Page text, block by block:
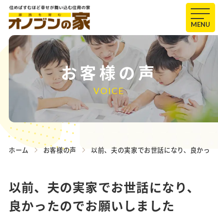
MENU
お客様の声
VOICE
ホーム お客様の声 以前、夫の実家でお世話になり、良かっ
以前、夫の実家でお世話になり、
良かったのでお願いしました